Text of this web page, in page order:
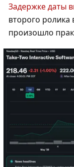
Задержке даты
второго ролика
произошло